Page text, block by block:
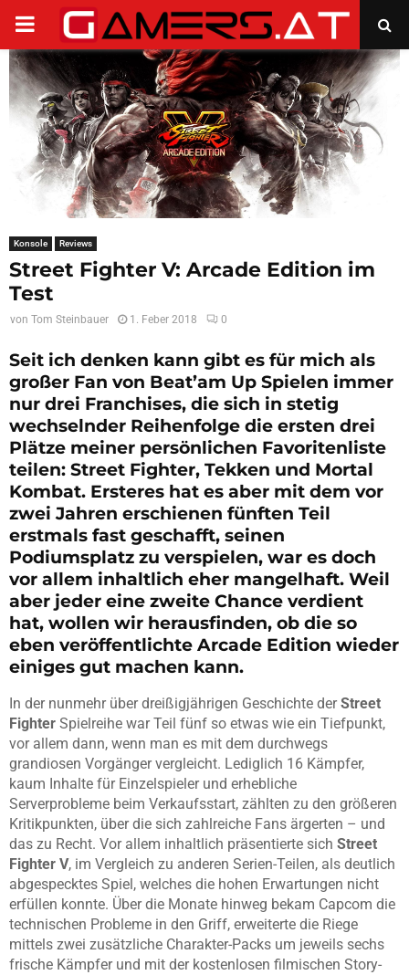
PRIMARY
MENU
Konsole Reviews
Street Fighter V: Arcade Edition im
Test
von Tom Steinbauer 1. Feber 2018 0
Seit ich denken kann gibt es für mich als
großer Fan von Beat’am Up Spielen immer
nur drei Franchises, die sich in stetig
wechselnder Reihenfolge die ersten drei
Plätze meiner persönlichen Favoritenliste
teilen: Street Fighter, Tekken und Mortal
Kombat. Ersteres hat es aber mit dem vor
zwei Jahren erschienen fünften Teil
erstmals fast geschafft, seinen
Podiumsplatz zu verspielen, war es doch
vor allem inhaltlich eher mangelhaft. Weil
aber jeder eine zweite Chance verdient
hat, wollen wir herausfinden, ob die so
eben veröffentlichte Arcade Edition wieder
einiges gut machen kann.
In der nunmehr über dreißigjährigen Geschichte derStreet
Fighter Spielreihe war Teil fünf so etwas wie ein Tiefpunkt,
vor allem dann, wenn man es mit dem durchwegs
grandiosen Vorgänger vergleicht. Lediglich 16 Kämpfer,
kaum Inhalte für Einzelspieler und erhebliche
Serverprobleme beim Verkaufsstart, zählten zu den größeren
Kritikpunkten, über die sich zahlreiche Fans ärgerten – und
das zu Recht. Vor allem inhaltlich präsentierte sich Street
Fighter V, im Vergleich zu anderen Serien-Teilen, als deutlich
abgespecktes Spiel, welches die hohen Erwartungen nicht
erfüllen konnte. Über die Monate hinweg bekam Capcom die
technischen Probleme in den Griff, erweiterte die Riege
mittels zwei zusätzliche Charakter-Packs um jeweils sechs
frische Kämpfer und mit der kostenlosen filmischen Story-